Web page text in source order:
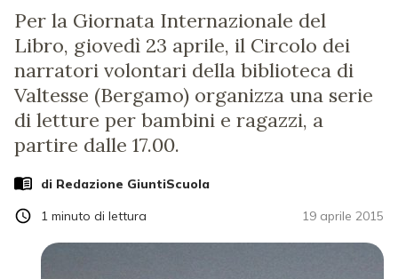
Per la Giornata Internazionale del
Libro, giovedì 23 aprile, il Circolo dei
narratori volontari della biblioteca di
Valtesse (Bergamo) organizza una serie
di letture per bambini e ragazzi, a
partire dalle 17.00.
di Redazione GiuntiScuola
19 aprile 2015
1 minuto di lettura